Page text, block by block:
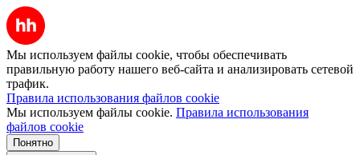
Мы используем файлы cookie, чтобы обеспечивать
правильную работу нашего веб-сайта и анализировать сетевой
трафик.
Правила использования файлов cookie
Мы используем файлы cookie. Правила использования
файлов cookie
Понятно